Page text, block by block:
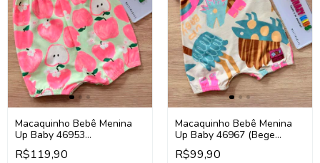
Macaquinho Bebê Menina
Up Baby 46953
(Rosa/Verde)
R$119,90
Macaquinho Bebê Menina
Up Baby 46967 (Bege
Claro/Azul/Rosa)
R$99,90